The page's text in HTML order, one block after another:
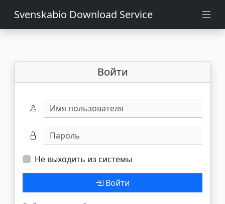
Svenskabio Download Service
Войти
Имя пользователя
Пароль
Не выходить из системы
Войти